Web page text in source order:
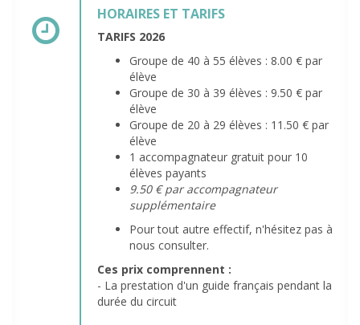
HORAIRES ET TARIFS
TARIFS 2026
Groupe de 40 à 55 élèves : 8.00 € par
élève
Groupe de 30 à 39 élèves : 9.50 € par
élève
Groupe de 20 à 29 élèves : 11.50 € par
élève
1 accompagnateur gratuit pour 10
élèves payants
9.50 € par accompagnateur
supplémentaire
Pour tout autre effectif, n'hésitez pas à
nous consulter.
Ces prix comprennent :
- La prestation d'un guide français pendant la
durée du circuit